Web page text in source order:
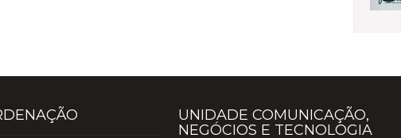
UNIDADE COMUNICAÇÃO,
NEGÓCIOS E TECNOLOGIA